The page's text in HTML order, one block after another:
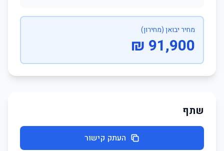
מחיר יבואן (מחירון)
91,900 ₪
שתף
העתק קישור